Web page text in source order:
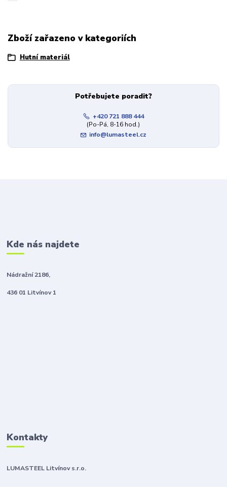
Zboží zařazeno v kategoriích
Hutní materiál
Potřebujete poradit?
+420 721 888 444
(Po-Pá, 8-16 hod.)
info@lumasteel.cz
Kde nás najdete
Nádražní 2186,
436 01 Litvínov 1
Kontakty
LUMASTEEL Litvínov s.r.o.